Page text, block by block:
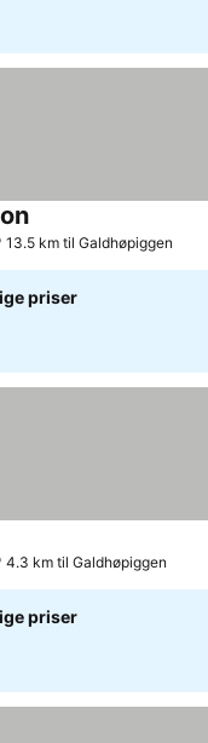
Se priser
13.5 km til Galdhøpiggen
priser
4.3 km til Galdhøpiggen
priser